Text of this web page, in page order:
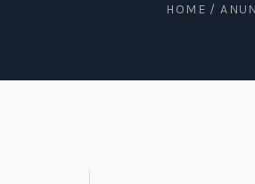
HOME /